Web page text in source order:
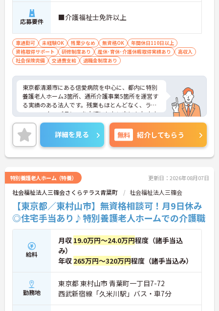
応募要件 ■介護福祉士免許以上
車通勤可 未経験OK 残業少なめ 無資格OK
年間休日110日以上
資格取得サポート
研修制度あり 産休･育休･介護休暇取得実績あり
高収入
社会保険完備
交通費支給 退職金制度あり
東京都清瀬市にある信愛病院を中心に、都内に特別
養護老人ホーム3箇所、通所介護事業5箇所を運営す
る実績のある法人です。残業もほとんどなく、ライ
フ・ワーク・バランスを大切にしたい方にもおすす
めです。資格があるけれど未経験、またはブランク
のある方も充実にOJTで安心して勤務できます。
年間休日110日以上で、お休みもしっかり取れる環
境です。
また、マイカー通勤可能のため、通勤もらくらくで
ご興味のある方は面接対策ポイントなどお話致しま
すのでお気軽にお問い合わせください。
詳細を見る 無料 紹介してもらう
特別養護老人ホーム（特養） 更新日：2026年08月07日
社会福祉法人三篠会さくらテラス青葉町 社会福祉法人三篠会
【東京都／東村山市】無資格相談可！月9日休み
◎住宅手当あり♪特別養護老人ホームでの介護職
給料
月収 19.0万円～24.0万円程度（諸手当込
み）
年収 265万円～320万円程度（諸手当込み）
勤務地
東京都 東村山市 青葉町一丁目7-72
西武新宿線「久米川駅」バス・車7分